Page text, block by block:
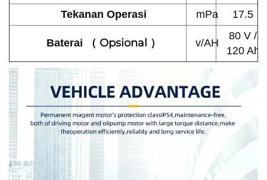
Tekanan Operasi mPa 17.5
Baterai （ Opsional ） v/AH
80 V /
120 Ah